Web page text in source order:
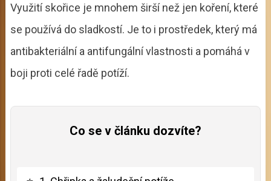
Využití skořice je mnohem širší než jen koření, které
se používá do sladkostí. Je to i prostředek, který má
antibakteriální a antifungální vlastnosti a pomáhá v
boji proti celé řadě potíží.
Co se v článku dozvíte?